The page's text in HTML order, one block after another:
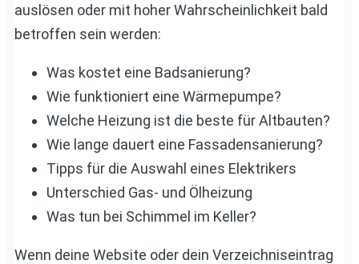
auslösen oder mit hoher Wahrscheinlichkeit bald
betroffen sein werden:
Was kostet eine Badsanierung?
Wie funktioniert eine Wärmepumpe?
Welche Heizung ist die beste für Altbauten?
Wie lange dauert eine Fassadensanierung?
Tipps für die Auswahl eines Elektrikers
Unterschied Gas- und Ölheizung
Was tun bei Schimmel im Keller?
Wenn deine Website oder dein Verzeichniseintrag